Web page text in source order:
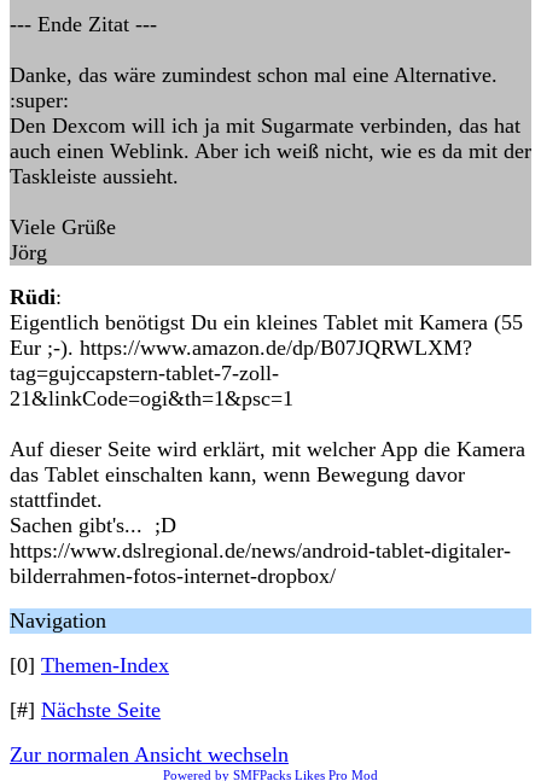
--- Ende Zitat ---
Danke, das wäre zumindest schon mal eine Alternative.
:super:
Den Dexcom will ich ja mit Sugarmate verbinden, das hat
auch einen Weblink. Aber ich weiß nicht, wie es da mit der
Taskleiste aussieht.
Viele Grüße
Jörg
Rüdi:
Eigentlich benötigst Du ein kleines Tablet mit Kamera (55
Eur ;-). https://www.amazon.de/dp/B07JQRWLXM?
tag=gujccapstern-tablet-7-zoll-
21&linkCode=ogi&th=1&psc=1
Auf dieser Seite wird erklärt, mit welcher App die Kamera
das Tablet einschalten kann, wenn Bewegung davor
stattfindet.
Sachen gibt's... ;D
https://www.dslregional.de/news/android-tablet-digitaler-
bilderrahmen-fotos-internet-dropbox/
Navigation
[0] Themen-Index
[#] Nächste Seite
Zur normalen Ansicht wechseln
Powered by SMFPacks Likes Pro Mod